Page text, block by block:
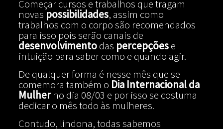
Começar cursos e trabalhos que tragam
novas possibilidades, assim como
trabalhos com o corpo são recomendados
para isso pois serão canais de
desenvolvimentodas percepçõese
intuição para saber como e quando agir.
De qualquer forma é nesse mês que se
comemora também o Dia Internacional da
Mulherno dia 08/03 e por isso se costuma
dedicar o mês todo às mulheres.
Contudo, lindona, todas sabemos